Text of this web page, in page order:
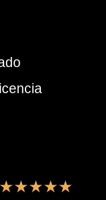
☆☆☆☆☆